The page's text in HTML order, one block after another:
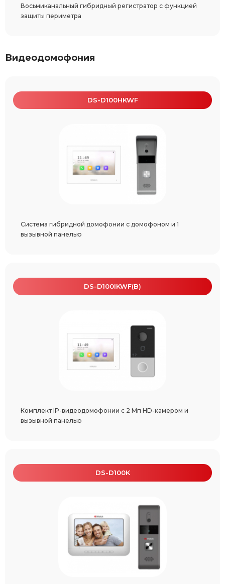
Восьмиканальный гибридный регистратор с функцией
защиты периметра
Видеодомофония
DS-D100HKWF
Система гибридной домофонии с домофоном и 1
вызывной панелью
DS-D100IKWF(B)
Комплект IP-видеодомофонии с 2 Мп HD-камером и
вызывной панелью
DS-D100K